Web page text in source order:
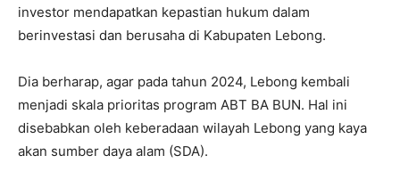
investor mendapatkan kepastian hukum dalam
berinvestasi dan berusaha di Kabupaten Lebong.
Dia berharap, agar pada tahun 2024, Lebong kembali
menjadi skala prioritas program ABT BA BUN. Hal ini
disebabkan oleh keberadaan wilayah Lebong yang kaya
akan sumber daya alam (SDA).